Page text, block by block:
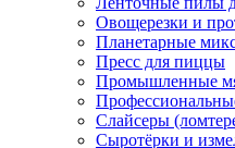
Овощерезки и
Планетарные
Пресс для пиццы
Промышленные
Слайсеры
Сыротёрки и